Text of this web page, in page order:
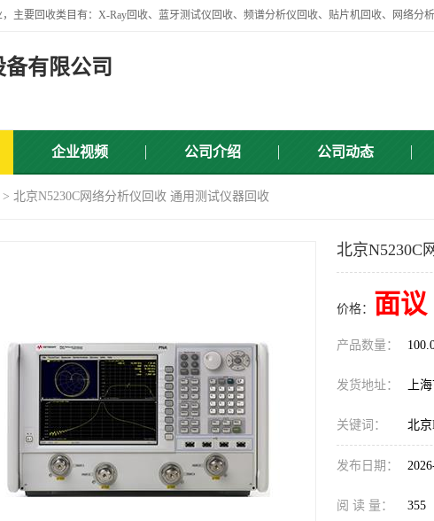
有限公司
企业视频 公司介绍 公司动态
> 北京N5230C网络分析仪回收 通用测试仪器回收
北京N5230C
价格： 面议
产品数量：
发货地址： 上
关键词： 北京
发布日期：
阅 读 量： 355